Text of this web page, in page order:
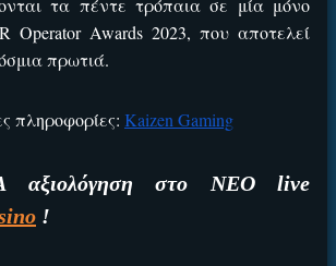
τα πέντε τρόπαια σε μία μόνο
Operator Awards 2023, που αποτελεί
πρωτιά.
πληροφορίες: Kaizen Gaming
αξιολόγηση στο ΝΕΟ live
!